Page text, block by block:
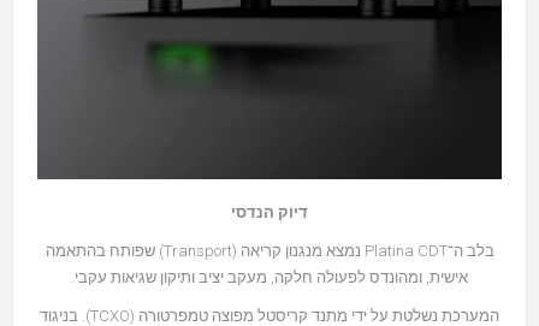
דיוק הנדסי
בלב ה־Platina CDT נמצא מנגנון קריאה (Transport) שפותח בהתאמה
אישית, ומהונדס לפעולה חלקה, מעקב יציב ותיקון שגיאות עקבי.
המערכת נשלטת על ידי מתנד קריסטל מפוצה טמפרטורה (TCXO). בניגוד